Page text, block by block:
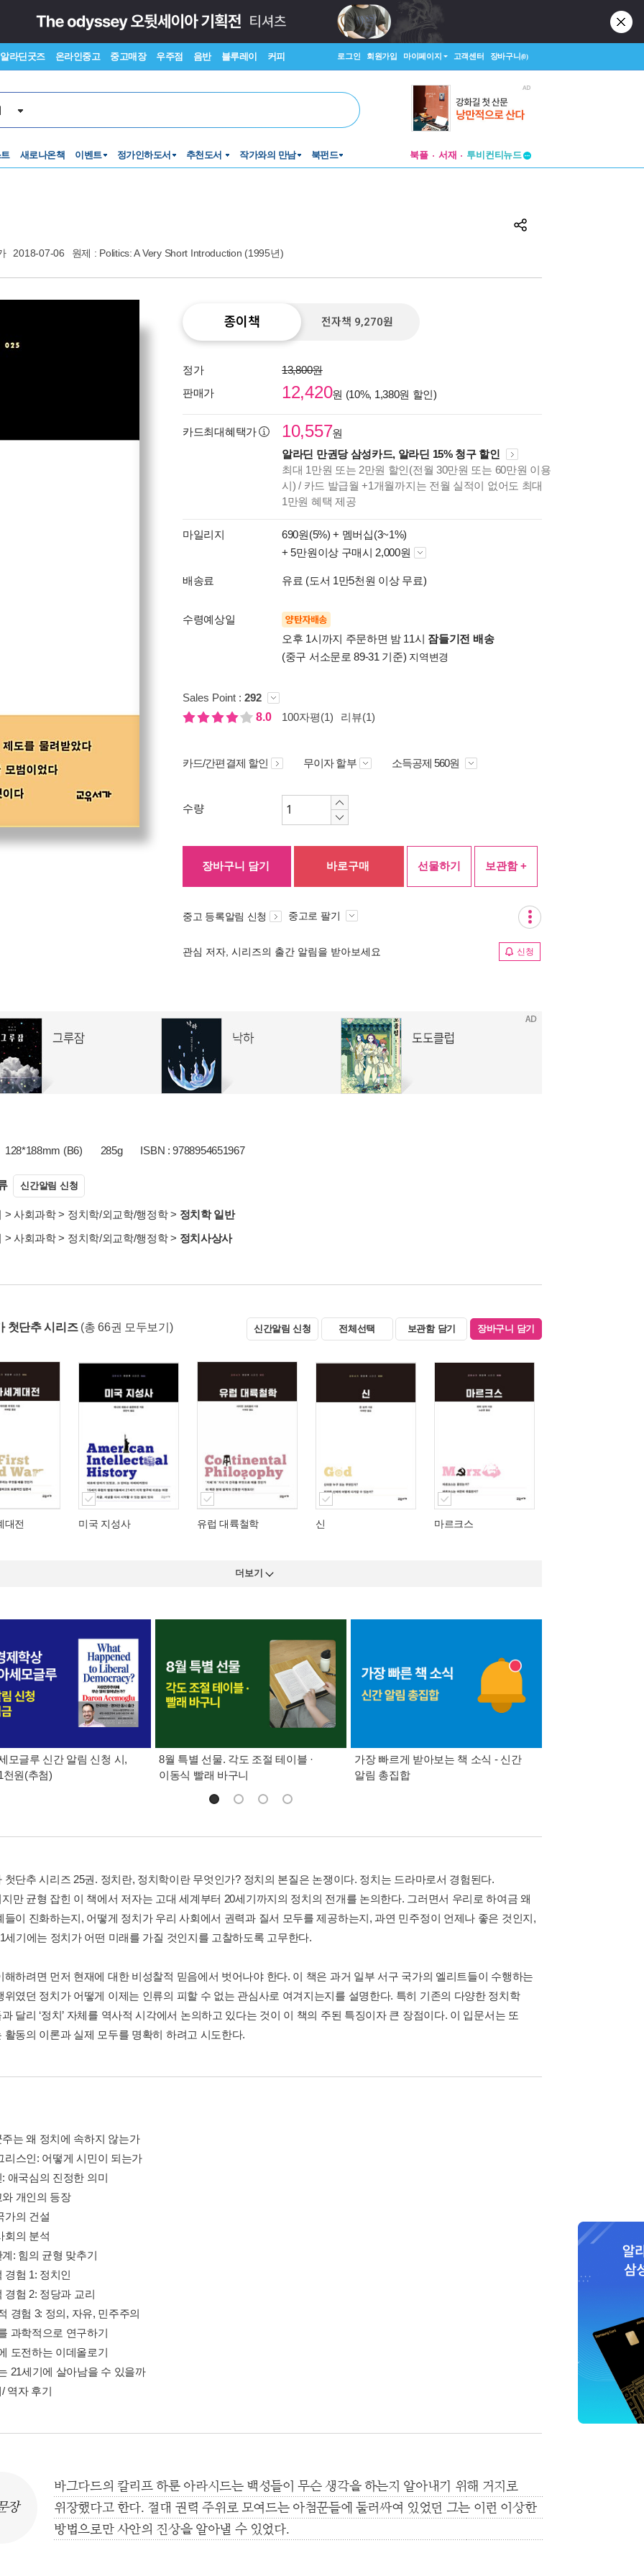
알라딘굿즈 온라인중고 중고매장 우주점 음반 블루레이 커피 로그인 회원가입 마이페이지 고객센터 장바구니(0)
새로나온책 이벤트 정가인하도서 추천도서 작가와의 만남 북펀드 북플 서재
투비컨티뉴드
2018-07-06 원제 : Politics: A Very Short Introduction (1995년)
종이책 전자책 9,270원
정가
13,800원
판매가
12,420원 (10%, 1,380원 할인)
카드최대혜택가 10,557원
알라딘 만권당 삼성카드, 알라딘 15% 청구 할인
최대 1만원 또는 2만원 할인(전월 30만원 또는 60만원 이용
시) / 카드 발급월 +1개월까지는 전월 실적이 없어도 최대
1만원 혜택 제공
마일리지 690원(5%) + 멤버십(3~1%)
+ 5만원이상 구매시 2,000원
배송료 유료 (도서 1만5천원 이상 무료)
수령예상일 양탄자배송
오후 1시까지 주문하면 밤 11시 잠들기전 배송
(중구 서소문로 89-31 기준) 지역변경
Sales Point : 292
8.0
100자평(1) 리뷰(1)
카드/간편결제 할인 무이자 할부 소득공제 560원
수량
장바구니 담기 바로구매 선물하기 보관함 +
중고 등록알림 신청 중고로 팔기
관심 저자, 시리즈의 출간 알림을 받아보세요 신청
128*188mm (B6) 285g ISBN : 9788954651967
신간알림 신청
> 사회과학> 정치학/외교학/행정학> 정치학 일반
> 사회과학> 정치학/외교학/행정학> 정치사상사
첫단추 시리즈 (총 66권 모두보기) 신간알림 신청 전체선택 보관함 담기 장바구니 담기
대전 미국 지성사 유럽 대륙철학 신 마르크스
더보기
모글루 신간 알림 신청 시,
천원(추첨)
8월 특별 선물. 각도 조절 테이블 ·
이동식 빨래 바구니
가장 빠르게 받아보는 책 소식 - 신간
알림 총집합
첫단추 시리즈 25권. 정치란, 정치학이란 무엇인가? 정치의 본질은 논쟁이다. 정치는 드라마로서 경험된다.
만 균형 잡힌 이 책에서 저자는 고대 세계부터 20세기까지의 정치의 전개를 논의한다. 그러면서 우리로 하여금 왜
들이 진화하는지, 어떻게 정치가 우리 사회에서 권력과 질서 모두를 제공하는지, 과연 민주정이 언제나 좋은 것인지,
세기에는 정치가 어떤 미래를 가질 것인지를 고찰하도록 고무한다.
해하려면 먼저 현재에 대한 비성찰적 믿음에서 벗어나야 한다. 이 책은 과거 일부 서구 국가의 엘리트들이 수행하는
위였던 정치가 어떻게 이제는 인류의 피할 수 없는 관심사로 여겨지는지를 설명한다. 특히 기존의 다양한 정치학
달리 ‘정치’ 자체를 역사적 시각에서 논의하고 있다는 것이 이 책의 주된 특징이자 큰 장점이다. 이 입문서는 또
활동의 이론과 실제 모두를 명확히 하려고 시도한다.
는 왜 정치에 속하지 않는가
리스인: 어떻게 시민이 되는가
애국심의 진정한 의미
개인의 등장
가의 건설
회의 분석
: 힘의 균형 맞추기
경험 1: 정치인
경험 2: 정당과 교리
경험 3: 정의, 자유, 민주주의
과학적으로 연구하기
도전하는 이데올로기
21세기에 살아남을 수 있을까
역자 후기
장
바그다드의 칼리프 하룬 아라시드는 백성들이 무슨 생각을 하는지 알아내기 위해 거지로
위장했다고 한다. 절대 권력 주위로 모여드는 아첨꾼들에 둘러싸여 있었던 그는 이런 이상한
방법으로만 사안의 진상을 알아낼 수 있었다.